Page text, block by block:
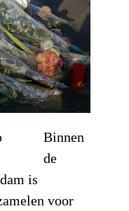
Binnen
de
is
voor